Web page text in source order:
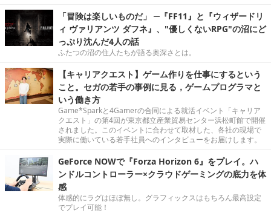
「冒険は楽しいものだ」 ─『FF11』と『ウィザードリ
ィ ヴァリアンツ ダフネ』、"優しくないRPG"の沼にど
っぷり沈んだ4人の話
ふたつの沼の住人たちが語る奥深さとは。
【キャリアクエスト】ゲーム作りを仕事にするという
こと。セガの若手の事例に見る，ゲームプログラマと
いう働き方
Game*Sparkと4Gamerの合同による就活イベント「キャリア
クエスト」の第4回が東京都立産業貿易センター浜松町館で開催
されました。このイベントに合わせて取材した、各社の現場で
実際に働いている若手社員へのインタビューをお届けします。
GeForce NOWで『Forza Horizon 6』をプレイ。ハ
ンドルコントローラー×クラウドゲーミングの底力を体
感
体感的にラグはほぼ無し。グラフィックスはもちろん最高設定
でプレイ可能！